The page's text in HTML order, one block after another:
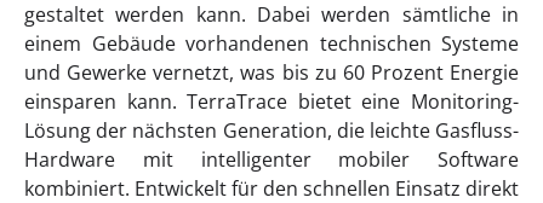
gestaltet werden kann. Dabei werden sämtliche in
einem Gebäude vorhandenen technischen Systeme
und Gewerke vernetzt, was bis zu 60 Prozent Energie
einsparen kann. TerraTrace bietet eine Monitoring-
Lösung der nächsten Generation, die leichte Gasfluss-
Hardware mit intelligenter mobiler Software
kombiniert. Entwickelt für den schnellen Einsatz direkt